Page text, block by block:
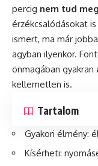
percig nem tud
érzékcsalódásokat
ismert, ma már
agyban ilyenkor.
önmagában gyakran
kellemetlen is.
Tartalom
Gyakori élmény:
Kísérheti: